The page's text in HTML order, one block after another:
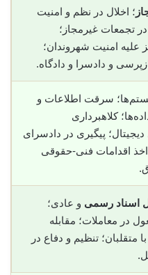
؛ اخلال در نظم و امنیت
تجمعات غیرمجاز؛
علیه امنیت شهروندان؛
و دادسرا و دادگاه.
سرقت اطلاعات و
کلاهبرداری
دیجیتال؛ پیگیری در دادسرای
اخذ اقدامات فنی-حقوقی
اسناد رسمی و عادی؛
در معاملات؛ مقابله
متقلبان؛ تنظیم و دفاع در